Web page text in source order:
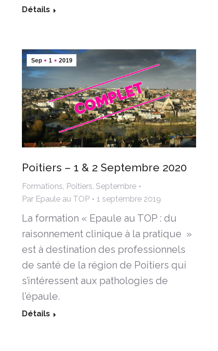
Détails
Sep 1 2019
Poitiers – 1 & 2 Septembre 2020
Formations, Poitiers, Septembre
Par Epaule au TOP 1 septembre 2019
La formation « Epaule au TOP : du
raisonnement clinique à la pratique »
est à destination des professionnels
de santé de la région de Poitiers qui
s’intéressent aux pathologies de
l’épaule.
Détails